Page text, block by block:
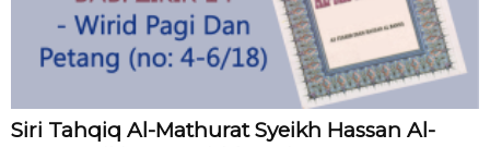
Siri Tahqiq Al-Mathurat Syeikh Hassan Al-